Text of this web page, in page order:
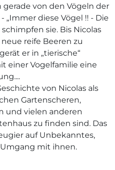
von den Vögeln der
diese Vögel !! - Die
sie. Bis Nicolas
reife Beeren zu
er in „tierische“
einer Vogelfamilie eine
von Nicolas als
Gartenscheren,
und vielen anderen
zu finden sind. Das
auf Unbekanntes,
mit ihnen.